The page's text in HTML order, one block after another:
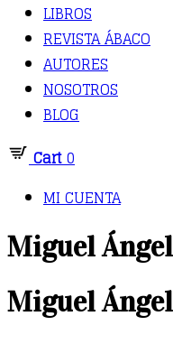
LIBROS
REVISTA ÁBACO
AUTORES
NOSOTROS
BLOG
Cart0
MI CUENTA
Miguel
Miguel